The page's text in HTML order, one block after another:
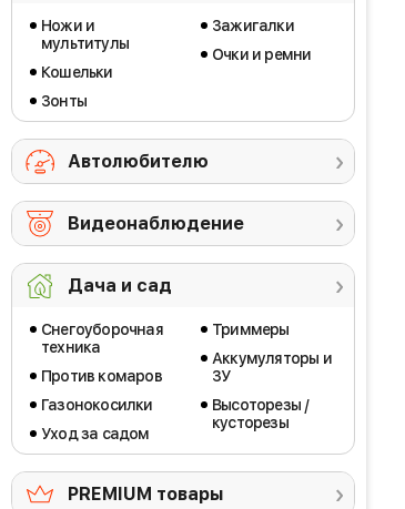
Ножи и
мультитулы
Кошельки
Зонты
Зажигалки
Очки и ремни
Автолюбителю
Видеонаблюдение
Дача и сад
Снегоуборочная
техника
Против комаров
Газонокосилки
Уход за садом
Триммеры
Аккумуляторы и
ЗУ
Высоторезы /
кусторезы
PREMIUM товары